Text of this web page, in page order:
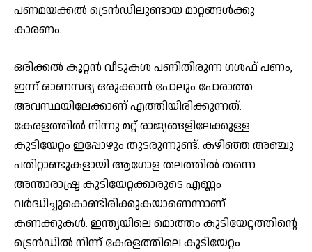
പണമയക്കല്‍ ട്രെന്‍ഡിലുണ്ടായ മാറ്റങ്ങള്‍ക്കു
കാരണം.
ഒരിക്കല്‍ കൂറ്റന്‍ വീടുകള്‍ പണിതിരുന്ന ഗള്‍ഫ് പണം,
ഇന്ന് ഓണസദ്യ ഒരുക്കാന്‍ പോലും പോരാത്ത
അവസ്ഥയിലേക്കാണ് എത്തിയിരിക്കുന്നത്.
കേരളത്തില്‍ നിന്നു മറ്റ് രാജ്യങ്ങളിലേക്കുള്ള
കുടിയേറ്റം ഇപ്പോഴും തുടരുന്നുണ്ട്. കഴിഞ്ഞ അഞ്ചു
പതിറ്റാണ്ടുകളായി ആഗോള തലത്തില്‍ തന്നെ
അന്താരാഷ്ട്ര കുടിയേറ്റക്കാരുടെ എണ്ണം
വര്‍ദ്ധിച്ചുകൊണ്ടിരിക്കുകയാണെന്നാണ്
കണക്കുകള്‍. ഇന്ത്യയിലെ മൊത്തം കുടിയേറ്റത്തിന്റെ
ട്രെന്‍ഡില്‍ നിന്ന് കേരളത്തിലെ കുടിയേറ്റം